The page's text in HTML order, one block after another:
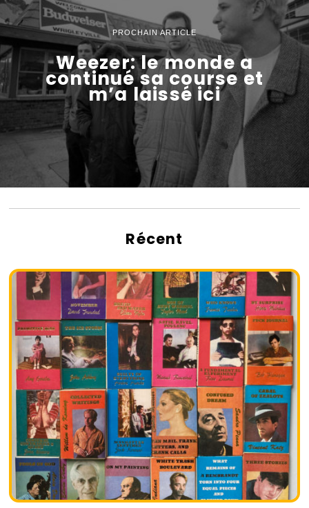
PROCHAIN ARTICLE
Weezer: le monde a
continué sa course et
m’a laissé ici
Récent